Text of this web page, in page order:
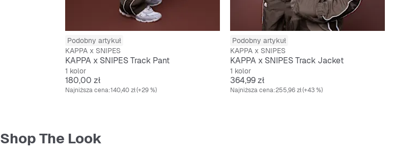
Podobny artykuł
KAPPA x SNIPES
KAPPA x SNIPES Track Pant
1 kolor
Cena
180,00 zł
Najniższa cena:140,40 zł(+29 %)
Podobny artykuł
KAPPA x SNIPES
KAPPA x SNIPES Track Jacket
1 kolor
Cena
364,99 zł
Najniższa cena:255,96 zł(+43 %)
Shop The Look